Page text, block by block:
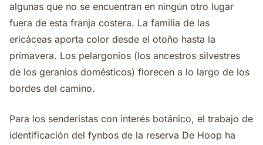
algunas que no se encuentran en ningún otro lugar
fuera de esta franja costera. La familia de las
ericáceas aporta color desde el otoño hasta la
primavera. Los pelargonios (los ancestros silvestres
de los geranios domésticos) florecen a lo largo de los
bordes del camino.
Para los senderistas con interés botánico, el trabajo de
identificación del fynbos de la reserva De Hoop ha